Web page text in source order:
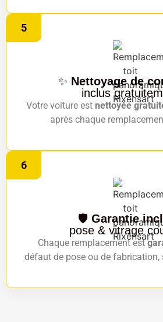
5
✨ Nettoyage de
inclus
Votre voiture est nettoyée
après chaque
6
🛡️ Garantie
pose & vitrage
Chaque remplacement est
défaut de pose ou de fabrication,